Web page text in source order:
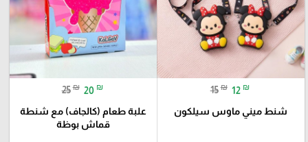
15 ₪ 12 ₪
شنط ميني ماوس سيلكون
25 ₪ 20 ₪
علبة طعام (كالجاف) مع شنطة
قماش بوظة